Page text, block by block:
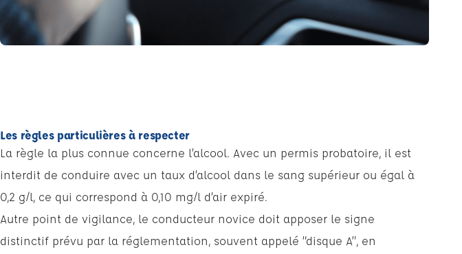
Les règles particulières à respecter
La règle la plus connue concerne l’alcool. Avec un permis probatoire, il est
interdit de conduire avec un taux d’alcool dans le sang supérieur ou égal à
0,2 g/l, ce qui correspond à 0,10 mg/l d’air expiré.
Autre point de vigilance, le conducteur novice doit apposer le signe
distinctif prévu par la réglementation, souvent appelé “disque A”, en